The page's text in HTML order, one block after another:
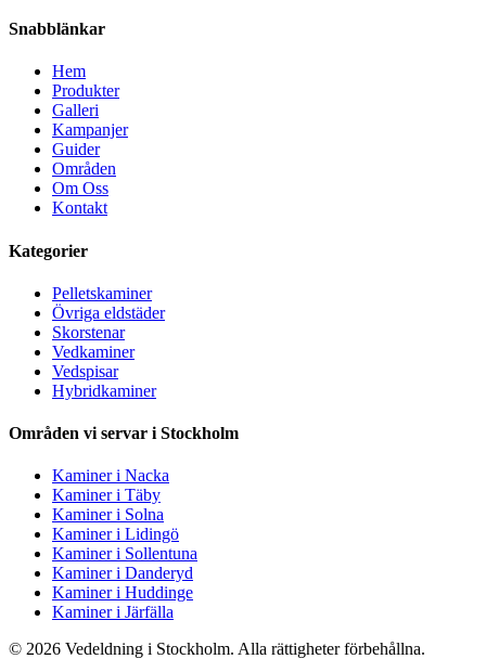
Snabblänkar
Hem
Produkter
Galleri
Kampanjer
Guider
Områden
Om Oss
Kontakt
Kategorier
Pelletskaminer
Övriga eldstäder
Skorstenar
Vedkaminer
Vedspisar
Hybridkaminer
Områden vi servar i Stockholm
Kaminer i Nacka
Kaminer i Täby
Kaminer i Solna
Kaminer i Lidingö
Kaminer i Sollentuna
Kaminer i Danderyd
Kaminer i Huddinge
Kaminer i Järfälla
© 2026 Vedeldning i Stockholm. Alla rättigheter förbehållna.